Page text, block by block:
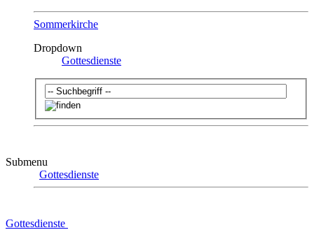
Sommerkirche
Dropdown
Gottesdienste
Submenu
Gottesdienste
Gottesdienste